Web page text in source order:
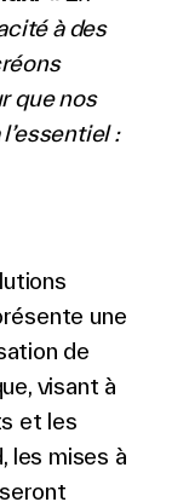
à des
que nos
:
une
de
visant à
et les
les mises à